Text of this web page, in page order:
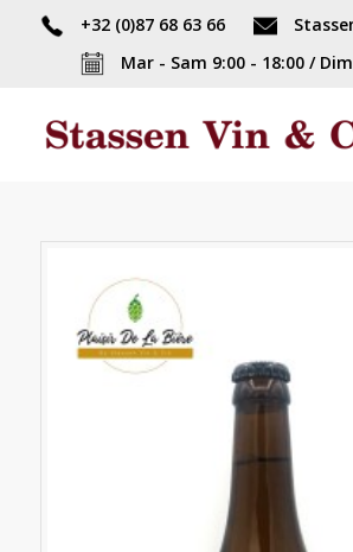
+32 (0)87 68 63 66
Mar - Sam 9:00 - 18:00 /